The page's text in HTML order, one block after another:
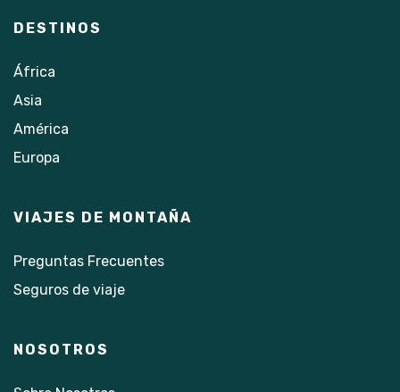
DESTINOS
África
Asia
América
Europa
VIAJES DE MONTAÑA
Preguntas Frecuentes
Seguros de viaje
NOSOTROS